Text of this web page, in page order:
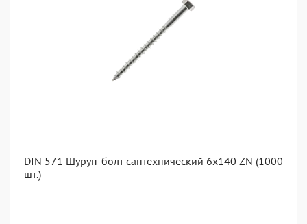
DIN 571 Шуруп-болт сантехнический 6x140 ZN (1000
шт.)